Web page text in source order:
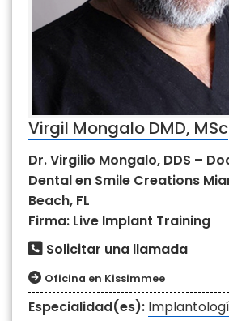
Virgil Mongalo DMD, MSc
Dr. Virgilio Mongalo, DDS –
Dental en Smile Creations
Beach, FL
Firma: Live Implant Training
Solicitar una llamada
Oficina en Kissimmee
Especialidad(es):